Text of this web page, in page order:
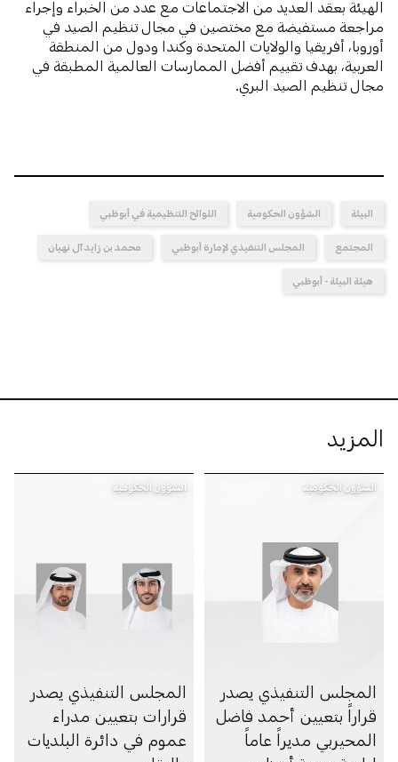
الهيئة بعقد العديد من الاجتماعات مع عدد من الخبراء وإجراء
مراجعة مستفيضة مع مختصين في مجال تنظيم الصيد في
أوروبا، أفريقيا والولايات المتحدة وكندا ودول من المنطقة
العربية، بهدف تقييم أفضل الممارسات العالمية المطبقة في
مجال تنظيم الصيد البري.
البيئة الشؤون الحكومية اللوائح التنظيمية في أبوظبي
المجتمع المجلس التنفيذي لإمارة أبوظبي محمد بن زايد آل نهيان
هيئة البيئة - أبوظبي
المزيد
الشؤون الحكومية
المجلس التنفيذي يصدر
قراراً بتعيين أحمد فاضل
المحيربي مديراً عاماً
الشؤون الحكومية
المجلس التنفيذي يصدر
قرارات بتعيين مدراء
عموم في دائرة البلديات